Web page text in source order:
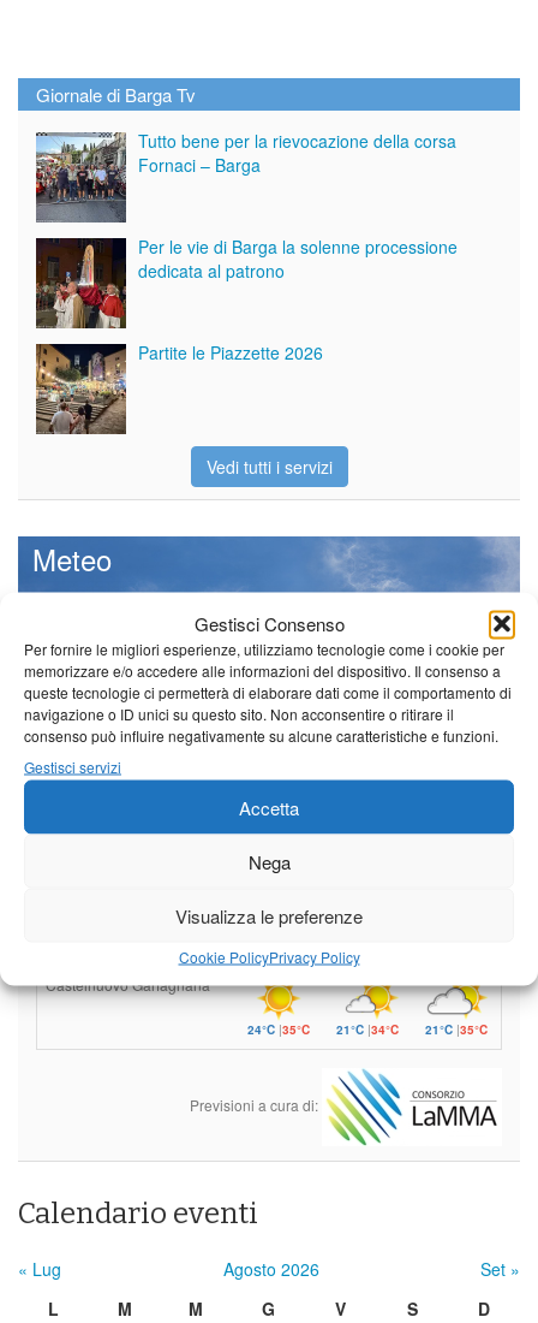
Gestisci Consenso
Per fornire le migliori esperienze, utilizziamo tecnologie come i cookie per
memorizzare e/o accedere alle informazioni del dispositivo. Il consenso a
queste tecnologie ci permetterà di elaborare dati come il comportamento di
navigazione o ID unici su questo sito. Non acconsentire o ritirare il
consenso può influire negativamente su alcune caratteristiche e funzioni.
Gestisci servizi
Accetta
Nega
Visualizza le preferenze
Cookie PolicyPrivacy Policy
Giornale di Barga Tv
Tutto bene per la rievocazione della corsa
Fornaci – Barga
Per le vie di Barga la solenne processione
dedicata al patrono
Partite le Piazzette 2026
Vedi tutti i servizi
Meteo
Sole e temperature ancora ben
al di sopra delle medie stagionali
Leggi tutto…
Giovedì Venerdì Sabato
24°C|38°C
Castelnuovo Garfagnana
24°C |35°C 21°C |34°C 21°C |35°C
Previsioni a cura di:
Calendario eventi
« Lug Agosto 2026
Set »
L
M M G V S
D